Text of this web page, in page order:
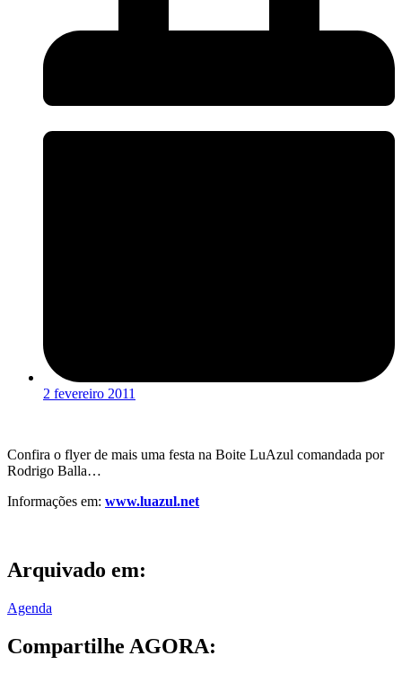
2 fevereiro 2011
Confira o flyer de mais uma festa na Boite LuAzul comandada por
Rodrigo Balla…
Informações em: www.luazul.net
Arquivado em:
Agenda
Compartilhe AGORA: